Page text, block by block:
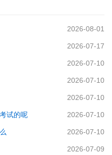
2026-08-01
2026-07-17
2026-07-10
2026-07-10
2026-07-10
试的呢 2026-07-10
2026-07-10
2026-07-09